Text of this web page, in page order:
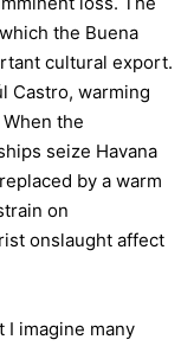
the Buena
cultural export.
Castro, warming
the
seize Havana
by a warm
on
onslaught affect
I imagine many